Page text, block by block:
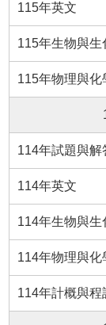
115年英文
115年生物與生
115年物理與化
114年試題與解
114年英文
114年生物與生
114年物理與化
114年計概與程